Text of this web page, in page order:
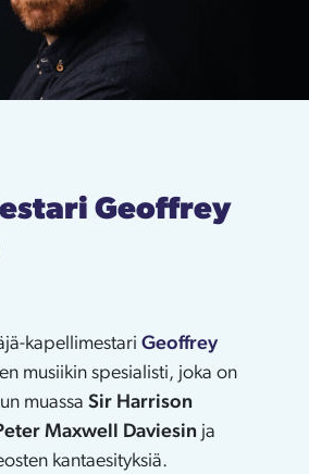
Geoffrey
kapellimestari Geoffrey
musiikin spesialisti, joka on
muassa Sir Harrison
Maxwell Daviesinja
kantaesityksiä.